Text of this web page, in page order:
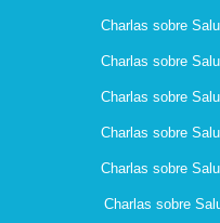
Charlas sobre
Charlas sobre
Charlas sobre
Charlas sobre
Charlas sobre
Charlas sobre